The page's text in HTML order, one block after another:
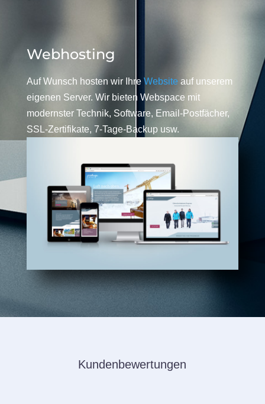
Webhosting
Auf Wunsch hosten wir Ihre Website auf unserem
eigenen Server. Wir bieten Webspace mit
modernster Technik, Software, Email-Postfächer,
SSL-Zertifikate, 7-Tage-Backup usw.
Kundenbewertungen